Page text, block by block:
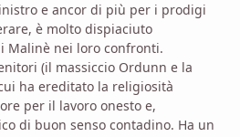
e ancor di più per i prodigi
è molto dispiaciuto
Malinè nei loro confronti.
(il massiccio Ordunn e la
ha ereditato la religiosità
per il lavoro onesto e,
di buon senso contadino. Ha un